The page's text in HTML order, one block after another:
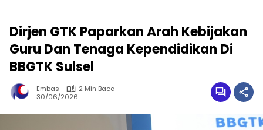
Dirjen GTK Paparkan Arah Kebijakan
Guru Dan Tenaga Kependidikan Di
BBGTK Sulsel
Embas
2 Min Baca
30/06/2026